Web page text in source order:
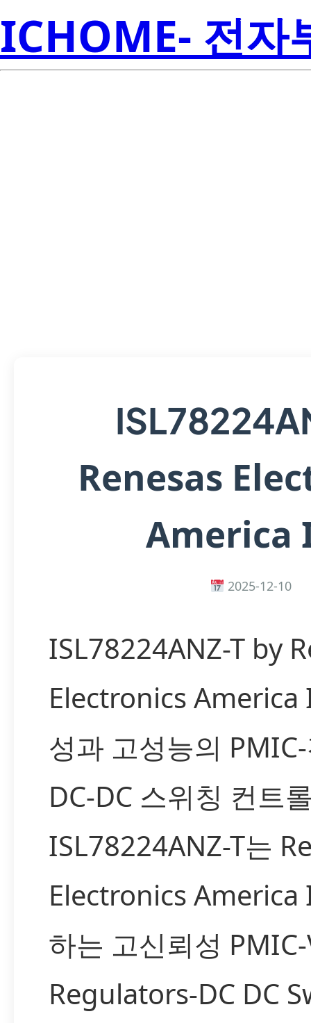
ICHOME- 전자
Renesas
America
2025-12-10
ISL78224ANZ-T by
Electronics
성과 고성능의
DC-DC 스위칭 컨트
ISL78224ANZ-T는
Electronics America
하는 고신뢰성
Regulators-DC DC